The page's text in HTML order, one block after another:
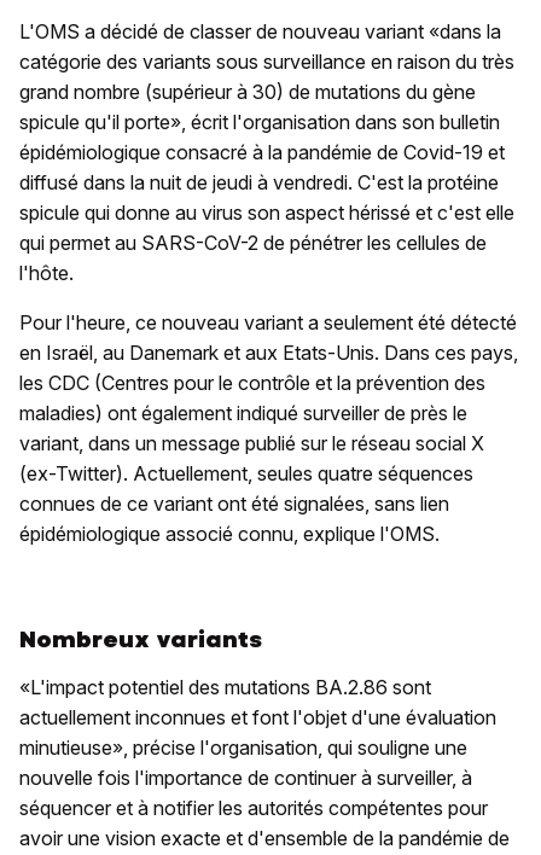
L'OMS a décidé de classer de nouveau variant «dans la
catégorie des variants sous surveillance en raison du très
grand nombre (supérieur à 30) de mutations du gène
spicule qu'il porte», écrit l'organisation dans son bulletin
épidémiologique consacré à la pandémie de Covid-19 et
diffusé dans la nuit de jeudi à vendredi. C'est la protéine
spicule qui donne au virus son aspect hérissé et c'est elle
qui permet au SARS-CoV-2 de pénétrer les cellules de
l'hôte.
Pour l'heure, ce nouveau variant a seulement été détecté
en Israël, au Danemark et aux Etats-Unis. Dans ces pays,
les CDC (Centres pour le contrôle et la prévention des
maladies) ont également indiqué surveiller de près le
variant, dans un message publié sur le réseau social X
(ex-Twitter). Actuellement, seules quatre séquences
connues de ce variant ont été signalées, sans lien
épidémiologique associé connu, explique l'OMS.
Nombreux variants
«L'impact potentiel des mutations BA.2.86 sont
actuellement inconnues et font l'objet d'une évaluation
minutieuse», précise l'organisation, qui souligne une
nouvelle fois l'importance de continuer à surveiller, à
séquencer et à notifier les autorités compétentes pour
avoir une vision exacte et d'ensemble de la pandémie de